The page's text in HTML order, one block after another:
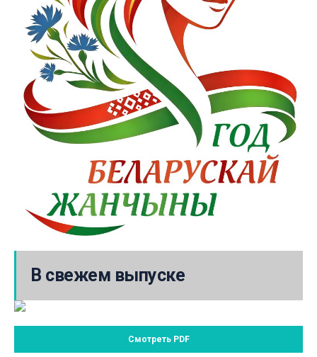
В свежем выпуске
Смотреть PDF